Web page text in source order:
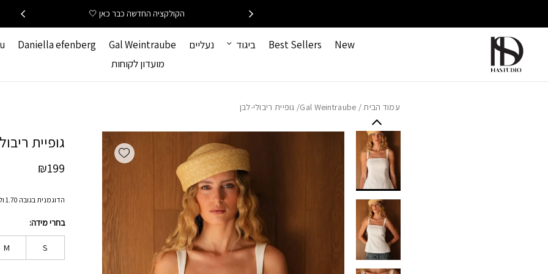
הקולקציה החדשה כבר כאן 🤍
New
Best Sellers ביגוד נעליים Gal Weintraube
Daniella efenberg
מועדון לקוחות
עמוד הבית /
Gal Weintraube/ גופיית ריבולי-לבן
גופיית
₪199
הדוגמנית בגובה 1.70 ולובשת מידה S
בחרי מידה
S
M
Add wishlist